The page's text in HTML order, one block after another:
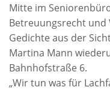
Mitte im
Betreuungsrecht und
Gedichte aus der
Martina Mann
Bahnhofstraße 6.
„Wir tun was für